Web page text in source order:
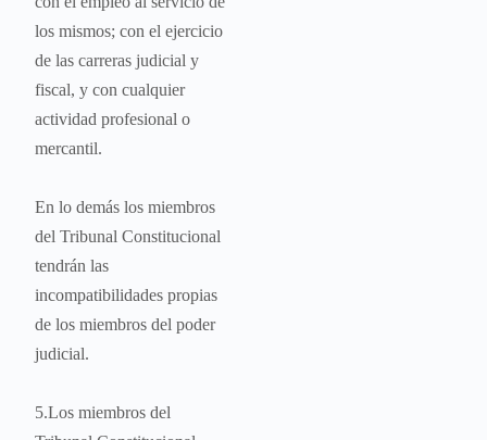
los mismos; con el ejercicio
de las carreras judicial y
fiscal, y con cualquier
actividad profesional o
mercantil.
En lo demás los miembros
del Tribunal Constitucional
tendrán las
incompatibilidades propias
de los miembros del poder
judicial.
5.Los miembros del